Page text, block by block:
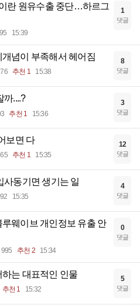
란 원유수출 중단…하르그
15:39
1
댓글
념이 부족해서 헤어짐
추천 1 15:38
8
댓글
까....?
추천 1 15:36
3
댓글
보면 다
추천 1 15:35
12
댓글
사동기면 생기는 일
15:35
4
댓글
웨이브 개인정보 유출 안
995 추천 2 15:34
0
댓글
는 대표적인 인물
추천 1 15:32
5
댓글